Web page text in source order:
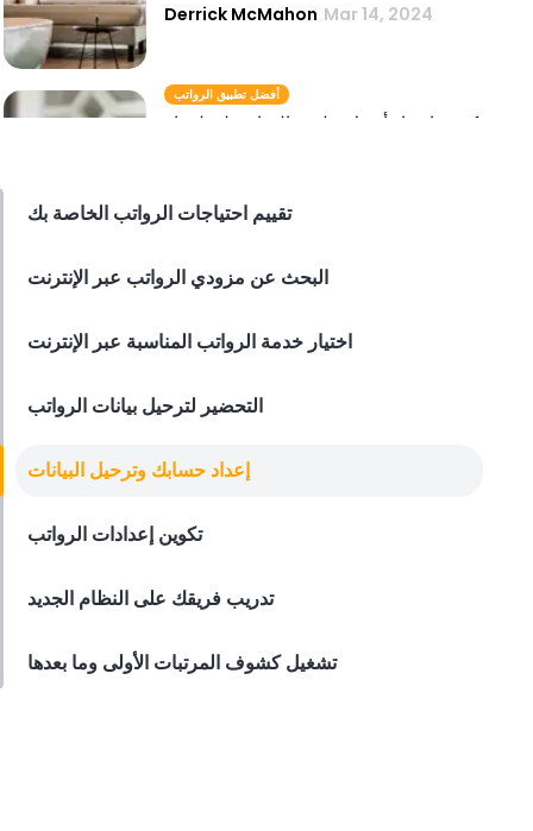
Derrick McMahon Mar 14, 2024
أفضل تطبيق الرواتب
كيفية اختيار أفضل تطبيق الرواتب لمطعمك
التغلب على تحديات رواتب الموظفين في
Derrick McMahon Mar 14, 2024
تقييم احتياجات الرواتب الخاصة بك
البحث عن مزودي الرواتب عبر الإنترنت
اختيار خدمة الرواتب المناسبة عبر الإنترنت
التحضير لترحيل بيانات الرواتب
إعداد حسابك وترحيل البيانات
تكوين إعدادات الرواتب
تدريب فريقك على النظام الجديد
تشغيل كشوف المرتبات الأولى وما بعدها